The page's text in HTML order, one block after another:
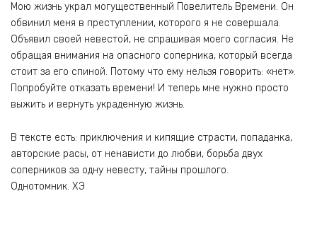
Мою жизнь украл могущественный Повелитель Времени. Он
обвинил меня в преступлении, которого я не совершала.
Объявил своей невестой, не спрашивая моего согласия. Не
обращая внимания на опасного соперника, который всегда
стоит за его спиной. Потому что ему нельзя говорить: «нет».
Попробуйте отказать времени! И теперь мне нужно просто
выжить и вернуть украденную жизнь.
В тексте есть: приключения и кипящие страсти, попаданка,
авторские расы, от ненависти до любви, борьба двух
соперников за одну невесту, тайны прошлого.
Однотомник. ХЭ